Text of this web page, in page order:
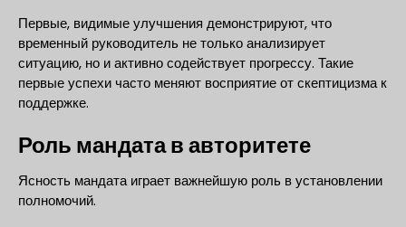
Первые, видимые улучшения демонстрируют, что
временный руководитель не только анализирует
ситуацию, но и активно содействует прогрессу. Такие
первые успехи часто меняют восприятие от скептицизма к
поддержке.
Роль мандата в авторитете
Ясность мандата играет важнейшую роль в установлении
полномочий.